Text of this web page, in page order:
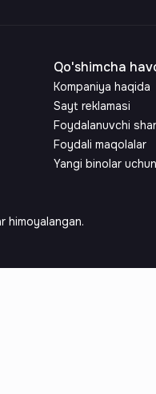
Qo'shimcha
Kompaniya haqida
Sayt reklamasi
Foydalanuvchi
Foydali maqolalar
Yangi binolar
himoyalangan.